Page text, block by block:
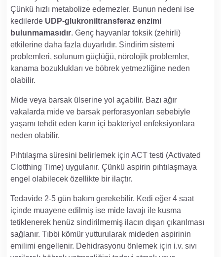
Çünkü hızlı metabolize edemezler. Bunun nedeni ise
kedilerde UDP-glukroniltransferaz enzimi
bulunmamasıdır. Genç hayvanlar toksik (zehirli)
etkilerine daha fazla duyarlıdır. Sindirim sistemi
problemleri, solunum güçlüğü, nörolojik problemler,
kanama bozuklukları ve böbrek yetmezliğine neden
olabilir.
Mide veya barsak ülserine yol açabilir. Bazı ağır
vakalarda mide ve barsak perforasyonları sebebiyle
yaşamı tehdit eden karın içi bakteriyel enfeksiyonlara
neden olabilir.
Pıhtılaşma süresini belirlemek için ACT testi (Activated
Clotthing Time) uygulanır. Çünkü aspirin pıhtılaşmaya
engel olabilecek özellikte bir ilaçtır.
Tedavide 2-5 gün bakım gerekebilir. Kedi eğer 4 saat
içinde muayene edilmiş ise mide lavajı ile kusma
tetiklenerek henüz sindirilmemiş ilacın dışarı çıkarılması
sağlanır. Tıbbi kömür yutturularak mideden aspirinin
emilimi engellenir. Dehidrasyonu önlemek için i.v. sıvı